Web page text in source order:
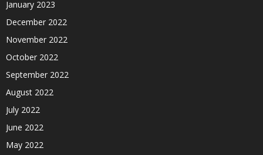
January 2023
December 2022
November 2022
October 2022
September 2022
August 2022
July 2022
June 2022
May 2022